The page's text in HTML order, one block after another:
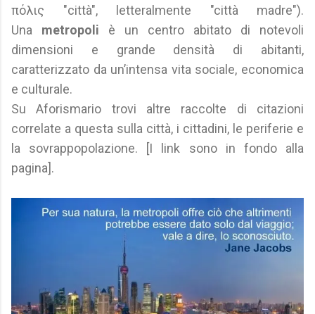
πόλις "città", letteralmente "città madre").
Una metropoli è un centro abitato di notevoli
dimensioni e grande densità di abitanti,
caratterizzato da un’intensa vita sociale, economica
e culturale.
Su Aforismario trovi altre raccolte di citazioni
correlate a questa sulla città, i cittadini, le periferie e
la sovrappopolazione. [I link sono in fondo alla
pagina].